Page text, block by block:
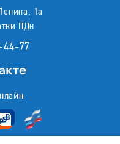
1а
ПДн
44-77